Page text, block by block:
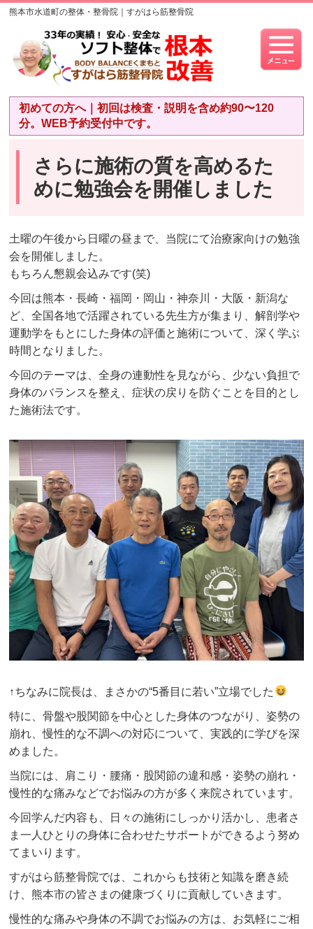
熊本市水道町の整体・整骨院｜すがはら筋整骨院
初めての方へ｜初回は検査・説明を含め約90〜120
分。WEB予約受付中です。
さらに施術の質を高めるた
めに勉強会を開催しました
土曜の午後から日曜の昼まで、当院にて治療家向けの勉強
会を開催しました。
もちろん懇親会込みです(笑)
今回は熊本・長崎・福岡・岡山・神奈川・大阪・新潟な
ど、全国各地で活躍されている先生方が集まり、解剖学や
運動学をもとにした身体の評価と施術について、深く学ぶ
時間となりました。
今回のテーマは、全身の連動性を見ながら、少ない負担で
身体のバランスを整え、症状の戻りを防ぐことを目的とし
た施術法です。
↑ちなみに院長は、まさかの“5番目に若い”立場でした
特に、骨盤や股関節を中心とした身体のつながり、姿勢の
崩れ、慢性的な不調への対応について、実践的に学びを深
めました。
当院には、肩こり・腰痛・股関節の違和感・姿勢の崩れ・
慢性的な痛みなどでお悩みの方が多く来院されています。
今回学んだ内容も、日々の施術にしっかり活かし、患者さ
ま一人ひとりの身体に合わせたサポートができるよう努め
てまいります。
すがはら筋整骨院では、これからも技術と知識を磨き続
け、熊本市の皆さまの健康づくりに貢献していきます。
慢性的な痛みや身体の不調でお悩みの方は、お気軽にご相